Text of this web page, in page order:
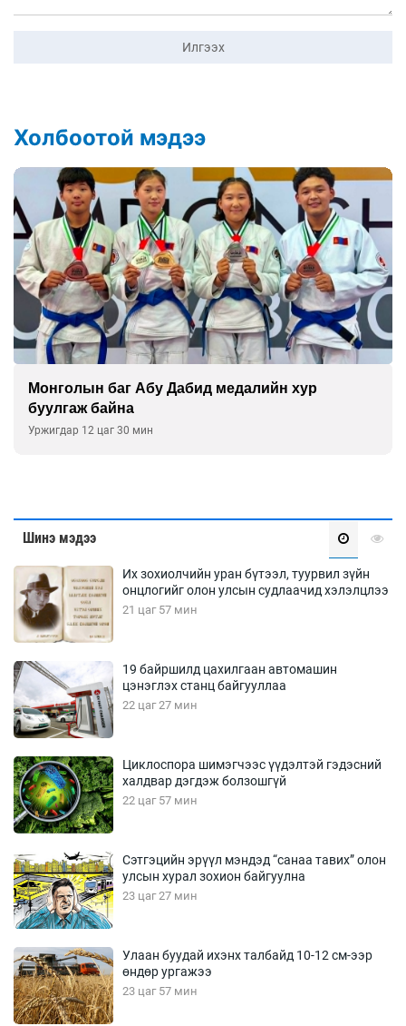
Илгээх
Холбоотой мэдээ
Монголын баг Абу Дабид медалийн хур
буулгаж байна
Уржигдар 12 цаг 30 мин
Шинэ мэдээ
Их зохиолчийн уран бүтээл, туурвил зүйн
онцлогийг олон улсын судлаачид хэлэлцлээ
21 цаг 57 мин
19 байршилд цахилгаан автомашин
цэнэглэх станц байгууллаа
22 цаг 27 мин
Циклоспора шимэгчээс үүдэлтэй гэдэсний
халдвар дэгдэж болзошгүй
22 цаг 57 мин
Сэтгэцийн эрүүл мэндэд “санаа тавих” олон
улсын хурал зохион байгуулна
23 цаг 27 мин
Улаан буудай ихэнх талбайд 10-12 см-ээр
өндөр ургажээ
23 цаг 57 мин